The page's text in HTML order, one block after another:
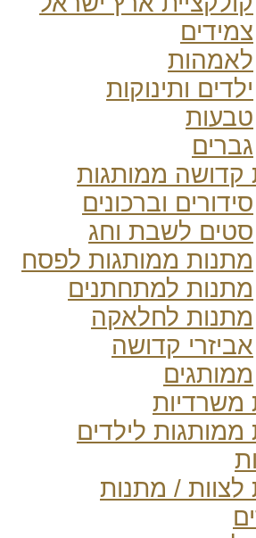
צמידים
לאמהות
ילדים ותינוקות
טבעות
גברים
קדושה ממותגות
סידורים וברכונים
סטים לשבת וחג
מתנות ממותגות לפסח
מתנות למתחתנים
מתנות לחלאקה
אביזרי קדושה
ממותגים
משרדיות
ממותגות לילדים
לצוות / מתנות